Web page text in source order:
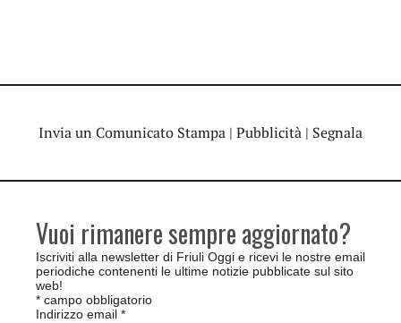
Invia un Comunicato Stampa | Pubblicità | Segnala
Vuoi rimanere sempre aggiornato?
Iscriviti alla newsletter di Friuli Oggi e ricevi le nostre email
periodiche contenenti le ultime notizie pubblicate sul sito
web!
* campo obbligatorio
Indirizzo email *